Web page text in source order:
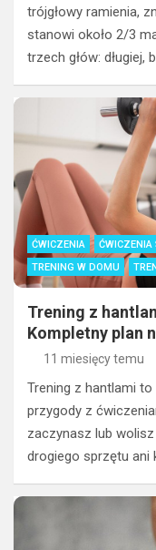
trójgłowy ramienia,
stanowi około 2/3
trzech głów:
ĆWICZENIA ĆWICZENIA
TRENING W DOMU
Trening z
Kompletny plan
11 miesięcy temu
Trening z hantlami
przygody z
zaczynasz lub
drogiego sprzętu ani